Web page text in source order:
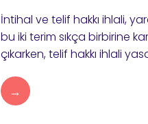
İntihal ve telif hakkı ihlali,
bu iki terim sıkça birbirine
çıkarken, telif hakkı ihlali
→